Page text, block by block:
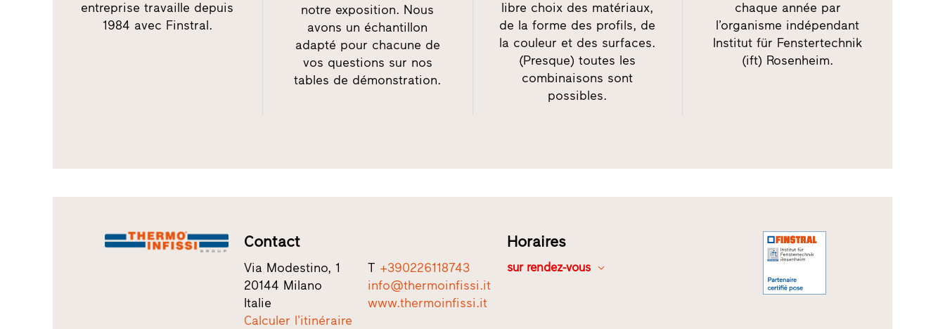
entreprise travaille depuis
1984 avec Finstral.
notre exposition. Nous
avons un échantillon
adapté pour chacune de
vos questions sur nos
tables de démonstration.
libre choix des matériaux,
de la forme des profils, de
la couleur et des surfaces.
(Presque) toutes les
combinaisons sont
possibles.
chaque année par
l’organisme indépendant
Institut für Fenstertechnik
(ift) Rosenheim.
Contact
Via Modestino, 1
20144 Milano
Italie
Calculer l’itinéraire
T +390226118743
info@thermoinfissi.it
www.thermoinfissi.it
Horaires
sur rendez-vous